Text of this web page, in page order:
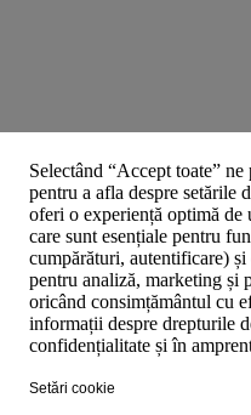
Selectând “Accept toate”
pentru a afla despre setările
oferi o experiență optimă de
care sunt esențiale pentru
cumpărături, autentificare)
pentru analiză, marketing și
oricând consimțământul cu
informații despre drepturile
confidențialitate și în
Setări cookie